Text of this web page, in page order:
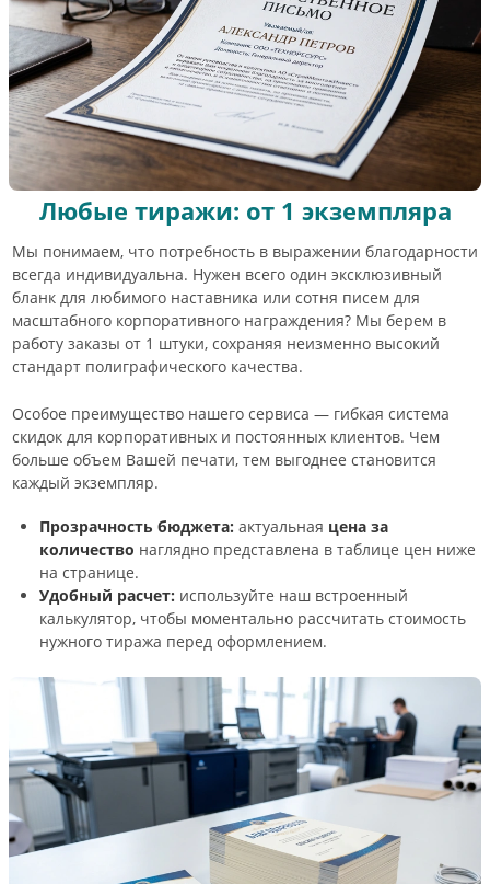
Любые тиражи: от 1 экземпляра
Мы понимаем, что потребность в выражении благодарности
всегда индивидуальна. Нужен всего один эксклюзивный
бланк для любимого наставника или сотня писем для
масштабного корпоративного награждения? Мы берем в
работу заказы от 1 штуки, сохраняя неизменно высокий
стандарт полиграфического качества.
Особое преимущество нашего сервиса — гибкая система
скидок для корпоративных и постоянных клиентов. Чем
больше объем Вашей печати, тем выгоднее становится
каждый экземпляр.
Прозрачность бюджета: актуальная цена за
количество наглядно представлена в таблице цен ниже
на странице.
Удобный расчет: используйте наш встроенный
калькулятор, чтобы моментально рассчитать стоимость
нужного тиража перед оформлением.